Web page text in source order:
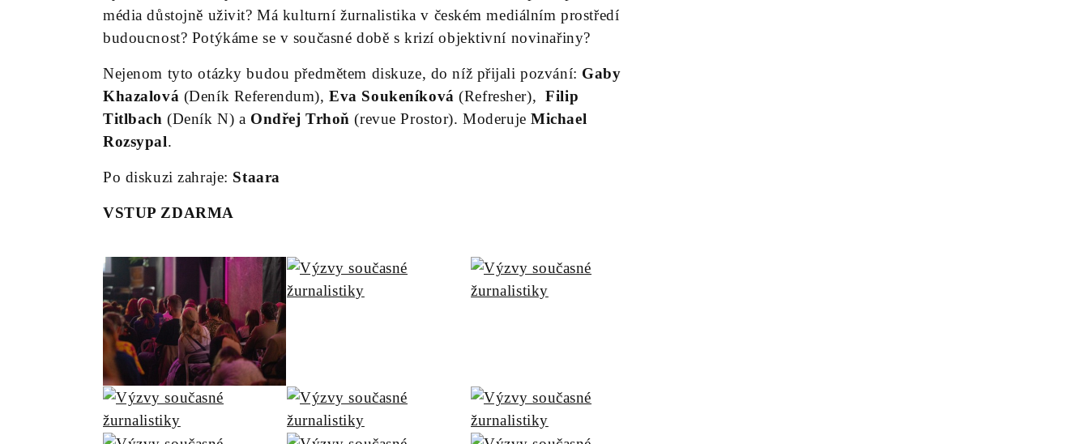
média důstojně uživit? Má kulturní žurnalistika v českém mediálním prostředí
budoucnost? Potýkáme se v současné době s krizí objektivní novinařiny?
Nejenom tyto otázky budou předmětem diskuze, do níž přijali pozvání: Gaby
Khazalová (Deník Referendum),Eva Soukeníková (Refresher),Filip
Titlbach (Deník N) a Ondřej Trhoň (revue Prostor). ModerujeMichael
Rozsypal.
Po diskuzi zahraje: Staara
VSTUP ZDARMA